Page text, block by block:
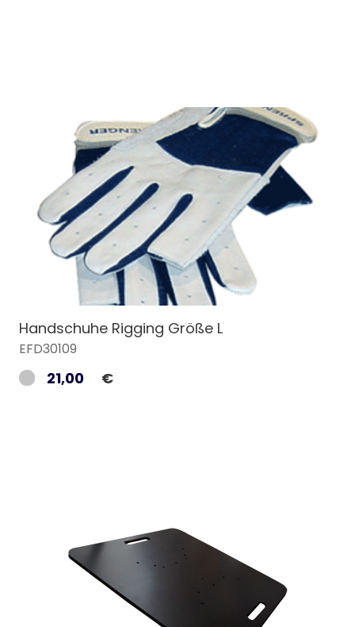
Handschuhe Rigging Größe L
EFD30109
21,00 €